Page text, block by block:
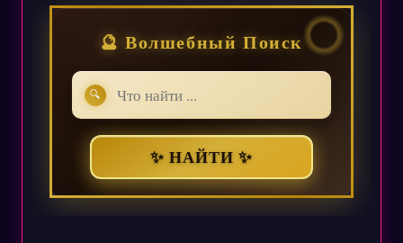
🔮 Волшебный Поиск
🔍
✨ НАЙТИ ✨